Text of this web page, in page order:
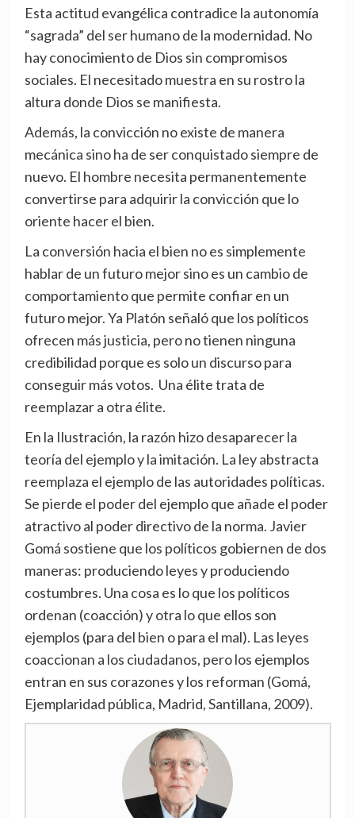
Esta actitud evangélica contradice la autonomía
“sagrada” del ser humano de la modernidad. No
hay conocimiento de Dios sin compromisos
sociales. El necesitado muestra en su rostro la
altura donde Dios se manifiesta.
Además, la convicción no existe de manera
mecánica sino ha de ser conquistado siempre de
nuevo. El hombre necesita permanentemente
convertirse para adquirir la convicción que lo
oriente hacer el bien.
La conversión hacia el bien no es simplemente
hablar de un futuro mejor sino es un cambio de
comportamiento que permite confiar en un
futuro mejor. Ya Platón señaló que los políticos
ofrecen más justicia, pero no tienen ninguna
credibilidad porque es solo un discurso para
conseguir más votos. Una élite trata de
reemplazar a otra élite.
En la Ilustración, la razón hizo desaparecer la
teoría del ejemplo y la imitación. La ley abstracta
reemplaza el ejemplo de las autoridades políticas.
Se pierde el poder del ejemplo que añade el poder
atractivo al poder directivo de la norma. Javier
Gomá sostiene que los políticos gobiernen de dos
maneras: produciendo leyes y produciendo
costumbres. Una cosa es lo que los políticos
ordenan (coacción) y otra lo que ellos son
ejemplos (para del bien o para el mal). Las leyes
coaccionan a los ciudadanos, pero los ejemplos
entran en sus corazones y los reforman (Gomá,
Ejemplaridad pública, Madrid, Santillana, 2009).